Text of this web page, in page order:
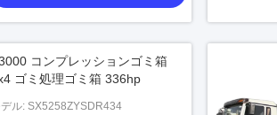
コンプレッションゴミ箱
ゴミ処理ゴミ箱 336hp
ル: SX5258ZYSDR434